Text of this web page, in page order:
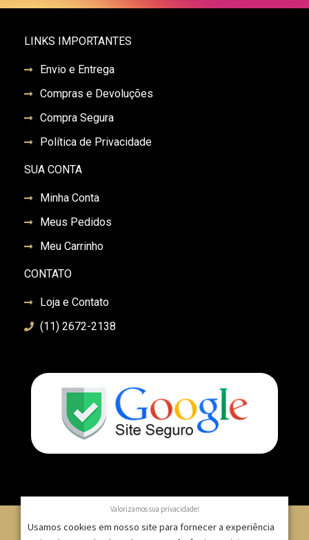
LINKS IMPORTANTES
Envio e Entrega
Compras e Devoluções
Compra Segura
Política de Privacidade
SUA CONTA
Minha Conta
Meus Pedidos
Meu Carrinho
CONTATO
Loja e Contato
(11) 2672-2138
Valorizamos sua privacidade!
Usamos cookies em nosso site para fornecer a experiência